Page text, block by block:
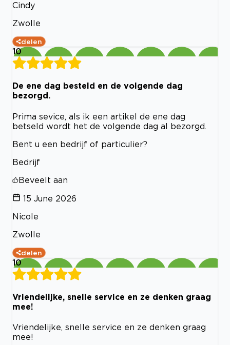
Cindy
Zwolle
delen
10
De ene dag besteld en de volgende dag
bezorgd.
Prima sevice, als ik een artikel de ene dag
betseld wordt het de volgende dag al bezorgd.
Bent u een bedrijf of particulier?
Bedrijf
Beveelt aan
15 June 2026
Nicole
Zwolle
delen
10
Vriendelijke, snelle service en ze denken graag
mee!
Vriendelijke, snelle service en ze denken graag
mee!